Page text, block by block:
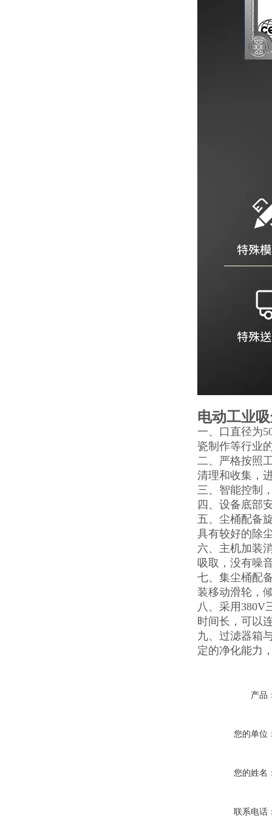
电动工业
一、口直径为
瓷制作等行业
二、严格按照
清理和收集，
三、智能控制
四、设备底部
五、尘桶配备
具有较好的除
六、主机加装
吸取，没有噪
七、集尘桶配
装移动滑轮，
八、采用380V
时间长，可以
九、过滤器箱
定的净化能力
产品
您的单位
您的姓名
联系电话